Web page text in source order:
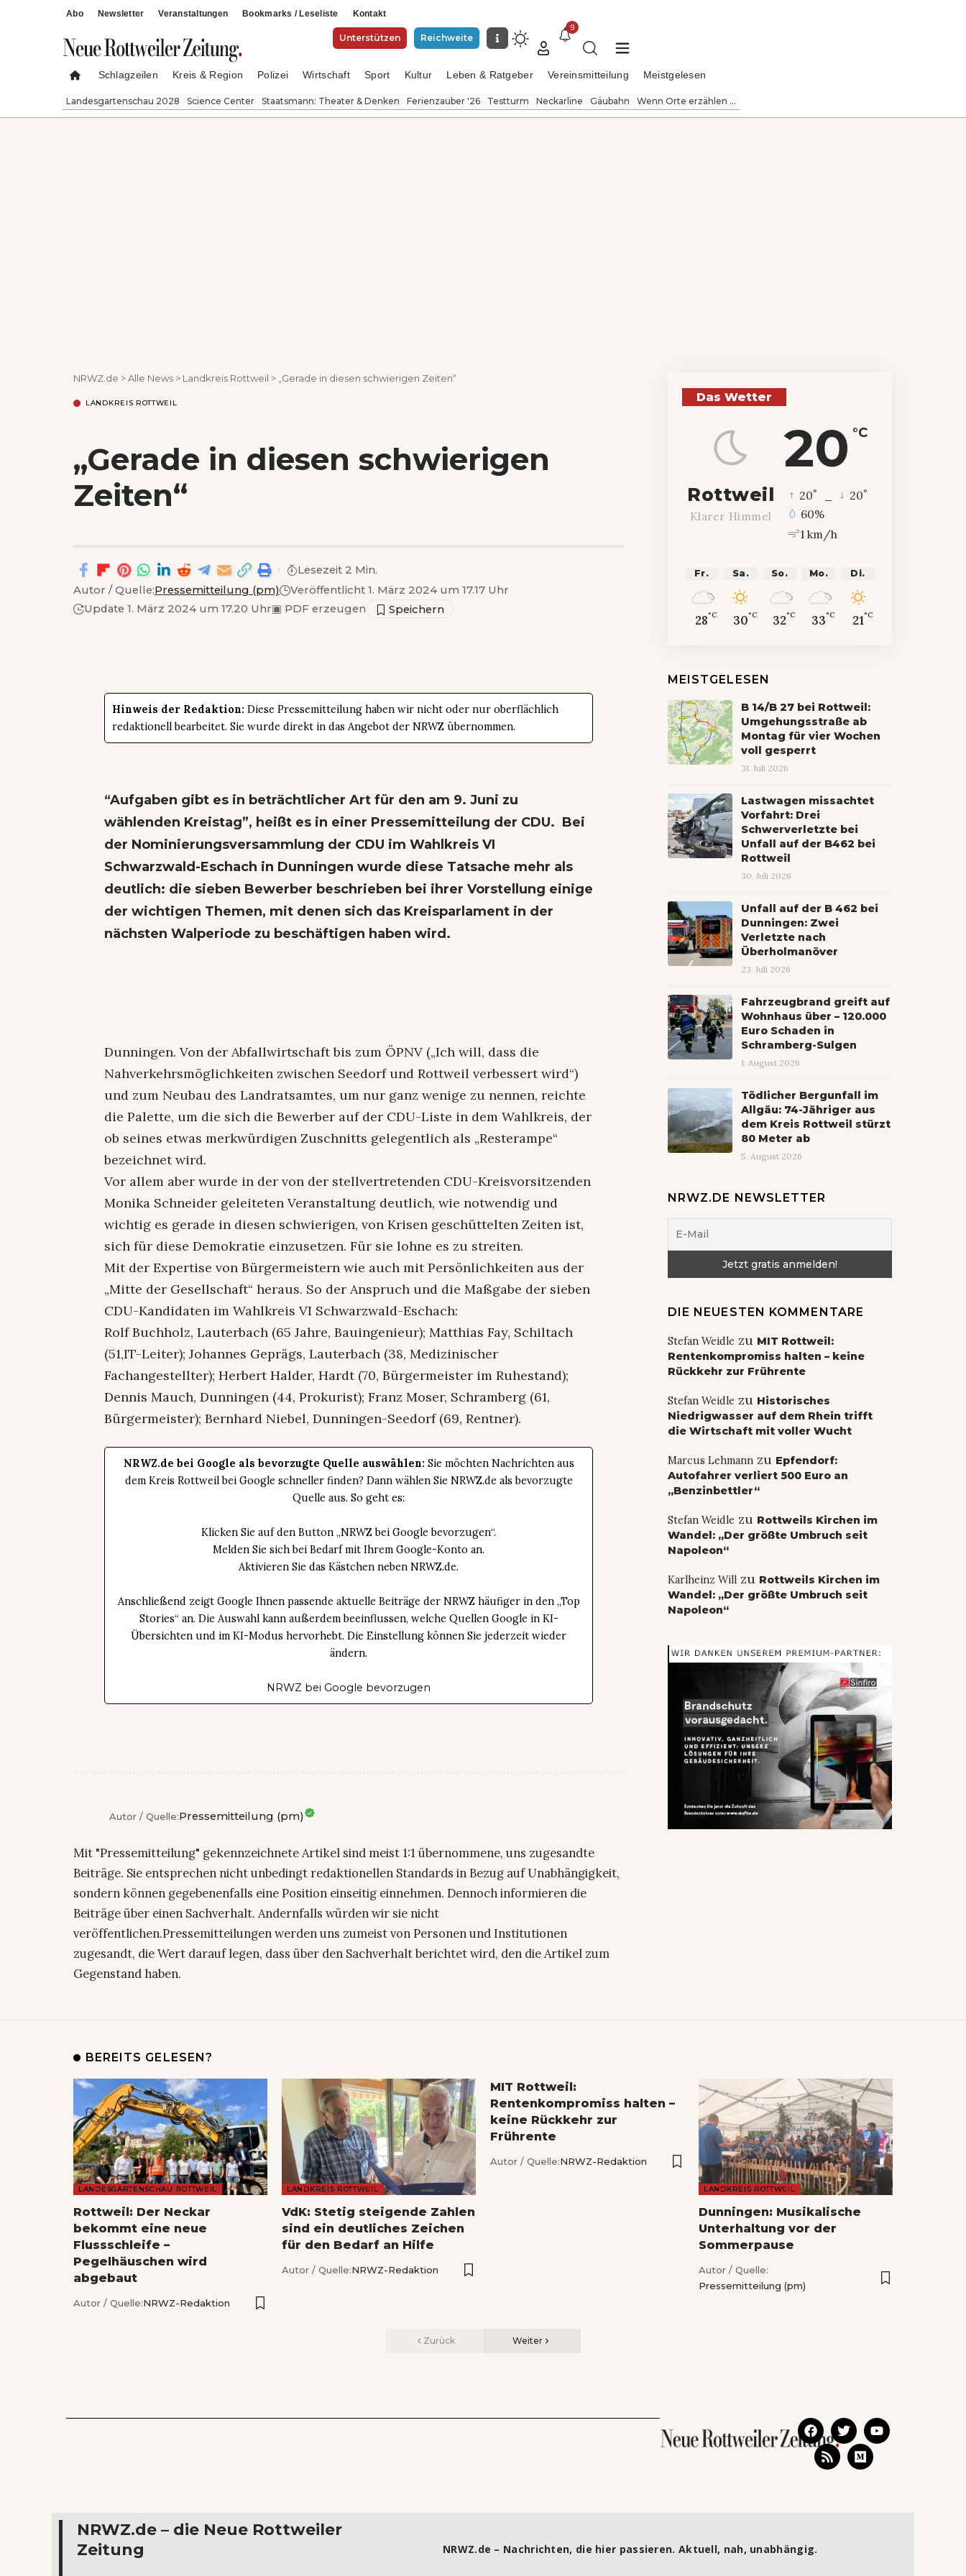
Abo Newsletter Veranstaltungen Bookmarks / Leseliste Kontakt
Unterstützen Reichweite
9
Schlagzeilen Kreis & Region Polizei Wirtschaft Sport Kultur Leben & Ratgeber Vereinsmitteilung Meistgelesen
Landesgartenschau 2028 Science Center Staatsmann: Theater & Denken Ferienzauber '26 Testturm Neckarline Gäubahn Wenn Orte erzählen ...
NRWZ.de >Alle News > Landkreis Rottweil > „Gerade in diesen schwierigen Zeiten“
LANDKREIS ROTTWEIL
„Gerade in diesen schwierigen
Zeiten“
Autor / Quelle:Pressemitteilung (pm)
Veröffentlicht 1. März 2024 um 17.17 Uhr
Update 1. März 2024 um 17.20 Uhr▣ PDF erzeugen
Lesezeit 2 Min.
Hinweis der Redaktion: Diese Pressemitteilung haben wir nicht oder nur oberflächlich
redaktionell bearbeitet. Sie wurde direkt in das Angebot der NRWZ übernommen.
“Aufgaben gibt es in beträchtlicher Art für den am 9. Juni zu
wählenden Kreistag”, heißt es in einer Pressemitteilung der CDU. Bei
der Nominierungsversammlung der CDU im Wahlkreis VI
Schwarzwald-Eschach in Dunningen wurde diese Tatsache mehr als
deutlich: die sieben Bewerber beschrieben bei ihrer Vorstellung einige
der wichtigen Themen, mit denen sich das Kreisparlament in der
nächsten Walperiode zu beschäftigen haben wird.
Dunningen. Von der Abfallwirtschaft bis zum ÖPNV („Ich will, dass die
Nahverkehrsmöglichkeiten zwischen Seedorf und Rottweil verbessert wird“)
und zum Neubau des Landratsamtes, um nur ganz wenige zu nennen, reichte
die Palette, um die sich die Bewerber auf der CDU-Liste in dem Wahlkreis, der
ob seines etwas merkwürdigen Zuschnitts gelegentlich als „Resterampe“
bezeichnet wird.
Vor allem aber wurde in der von der stellvertretenden CDU-Kreisvorsitzenden
Monika Schneider geleiteten Veranstaltung deutlich, wie notwendig und
wichtig es gerade in diesen schwierigen, von Krisen geschüttelten Zeiten ist,
sich für diese Demokratie einzusetzen. Für sie lohne es zu streiten.
Mit der Expertise von Bürgermeistern wie auch mit Persönlichkeiten aus der
„Mitte der Gesellschaft“ heraus. So der Anspruch und die Maßgabe der sieben
CDU-Kandidaten im Wahlkreis VI Schwarzwald-Eschach:
Rolf Buchholz, Lauterbach (65 Jahre, Bauingenieur); Matthias Fay, Schiltach
(51,IT-Leiter); Johannes Geprägs, Lauterbach (38, Medizinischer
Fachangestellter); Herbert Halder, Hardt (70, Bürgermeister im Ruhestand);
Dennis Mauch, Dunningen (44, Prokurist); Franz Moser, Schramberg (61,
Bürgermeister); Bernhard Niebel, Dunningen-Seedorf (69, Rentner).
NRWZ.de bei Google als bevorzugte Quelle auswählen: Sie möchten Nachrichten aus
dem Kreis Rottweil bei Google schneller finden? Dann wählen Sie NRWZ.de als bevorzugte
Quelle aus. So geht es:
Klicken Sie auf den Button „NRWZ bei Google bevorzugen“.
Melden Sie sich bei Bedarf mit Ihrem Google-Konto an.
Aktivieren Sie das Kästchen neben NRWZ.de.
Anschließend zeigt Google Ihnen passende aktuelle Beiträge der NRWZ häufiger in den „Top
Stories“ an. Die Auswahl kann außerdem beeinflussen, welche Quellen Google in KI-
Übersichten und im KI-Modus hervorhebt. Die Einstellung können Sie jederzeit wieder
ändern.
NRWZ bei Google bevorzugen
Autor / Quelle:Pressemitteilung (pm)
Mit "Pressemitteilung" gekennzeichnete Artikel sind meist 1:1 übernommene, uns zugesandte
Beiträge. Sie entsprechen nicht unbedingt redaktionellen Standards in Bezug auf Unabhängigkeit,
sondern können gegebenenfalls eine Position einseitig einnehmen. Dennoch informieren die
Beiträge über einen Sachverhalt. Andernfalls würden wir sie nicht
veröffentlichen.Pressemitteilungen werden uns zumeist von Personen und Institutionen
zugesandt, die Wert darauf legen, dass über den Sachverhalt berichtet wird, den die Artikel zum
Gegenstand haben.
Das Wetter
20 °C
Rottweil
Klarer Himmel
20° 20°
60%
1 km/h
Fr.
28°C
Sa.
30°C
So.
32°C
Mo.
33°C
Di.
21°C
MEISTGELESEN
B 14/B 27 bei Rottweil:
Umgehungsstraße ab
Montag für vier Wochen
voll gesperrt
31. Juli 2026
Lastwagen missachtet
Vorfahrt: Drei
Schwerverletzte bei
Unfall auf der B462 bei
Rottweil
30. Juli 2026
Unfall auf der B 462 bei
Dunningen: Zwei
Verletzte nach
Überholmanöver
23. Juli 2026
Fahrzeugbrand greift auf
Wohnhaus über – 120.000
Euro Schaden in
Schramberg-Sulgen
1. August 2026
Tödlicher Bergunfall im
Allgäu: 74-Jähriger aus
dem Kreis Rottweil stürzt
80 Meter ab
5. August 2026
NRWZ.DE NEWSLETTER
DIE NEUESTEN KOMMENTARE
Stefan Weidle zu MIT Rottweil:
Rentenkompromiss halten – keine
Rückkehr zur Frührente
Stefan Weidle zu Historisches
Niedrigwasser auf dem Rhein trifft
die Wirtschaft mit voller Wucht
Marcus Lehmannzu Epfendorf:
Autofahrer verliert 500 Euro an
„Benzinbettler“
Stefan Weidle zu Rottweils Kirchen im
Wandel: „Der größte Umbruch seit
Napoleon“
Karlheinz Willzu Rottweils Kirchen im
Wandel: „Der größte Umbruch seit
Napoleon“
BEREITS GELESEN?
LANDESGARTENSCHAU ROTTWEIL
Rottweil: Der Neckar
bekommt eine neue
Flussschleife –
Pegelhäuschen wird
abgebaut
Autor / Quelle:NRWZ-Redaktion
LANDKREIS ROTTWEIL
VdK: Stetig steigende Zahlen
sind ein deutliches Zeichen
für den Bedarf an Hilfe
Autor / Quelle:NRWZ-Redaktion
MIT Rottweil:
Rentenkompromiss halten –
keine Rückkehr zur
Frührente
Autor / Quelle:NRWZ-Redaktion
LANDKREIS ROTTWEIL
Dunningen: Musikalische
Unterhaltung vor der
Sommerpause
Autor / Quelle:
Pressemitteilung (pm)
Zurück Weiter
NRWZ.de – die Neue Rottweiler
Zeitung
NRWZ.de – Nachrichten, die hier passieren. Aktuell, nah, unabhängig.